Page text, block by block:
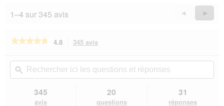
1–4 sur 345 avis
Précédent
Reviews
◄ ►
★★★★★
★★★★★
5
les
4.8 345 avis
vous
redirigera
vers
avis.
Rechercher
ici
les
questions
ϙ
345
avis
20
questions
31
réponses